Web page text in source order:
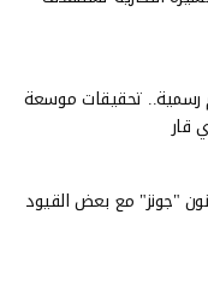
رسمية.. تحقيقات موسعة
قار
"جونز" مع بعض القيود